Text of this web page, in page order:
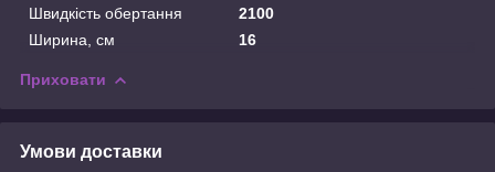
Швидкість обертання
2100
Ширина, см
16
Приховати
Умови доставки